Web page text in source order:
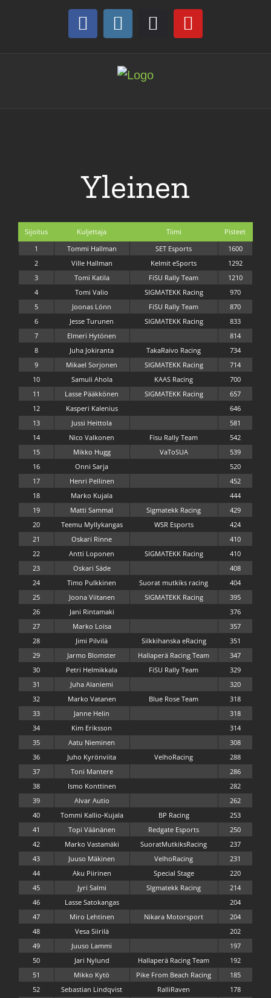
FacebookInstagram
DiscordYouTube
Yleinen
Sijoitus Kuljettaja Tiimi
Pisteet
1
Tommi Hallman SET Esports
1600
2
Ville Hallman Kelmit eSports
1292
3
Tomi Katila FiSU Rally Team
1210
4
Tomi Valio SIGMATEKK Racing
970
5
Joonas Lönn FiSU Rally Team
870
6
Jesse Turunen SIGMATEKK Racing
833
7
Elmeri Hytönen
814
8
Juha Jokiranta TakaRaivo Racing
734
9
Mikael Sorjonen SIGMATEKK Racing
714
10
Samuli Ahola KAAS Racing
700
11
Lasse Pääkkönen SIGMATEKK Racing
657
12
Kasperi Kalenius
646
13
Jussi Heittola
581
14
Nico Valkonen Fisu Rally Team
542
15
Mikko Hugg VaToSUA
539
16
Onni Sarja
520
17
Henri Pellinen
452
18
Marko Kujala
444
19
Matti Sammal Sigmatekk Racing
429
20
Teemu Myllykangas WSR Esports
424
21
Oskari Rinne
410
22
Antti Loponen SIGMATEKK Racing
410
23
Oskari Säde
408
24
Timo Pulkkinen Suorat mutkiks racing
404
25
Joona Viitanen SIGMATEKK Racing
395
26
Jani Rintamaki
376
27
Marko Loisa
357
28
Jimi Pilvilä Silkkihanska eRacing
351
29
Jarmo Blomster Hallaperä Racing Team
347
30
Petri Helmikkala FiSU Rally Team
329
31
Juha Alaniemi
320
32
Marko Vatanen Blue Rose Team
318
33
Janne Helin
318
34
Kim Eriksson
314
35
Aatu Nieminen
308
36
Juho Kyrönviita VelhoRacing
288
37
Toni Mantere
286
38
Ismo Konttinen
282
39
Alvar Autio
262
40
Tommi Kallio-Kujala BP Racing
253
41
Topi Väänänen Redgate Esports
250
42
Marko Vastamäki SuoratMutkiksRacing
237
43
Juuso Mäkinen VelhoRacing
231
44
Aku Piirinen Special Stage
220
45
Jyri Salmi SIgmatekk Racing
214
46
Lasse Satokangas
204
47
Miro Lehtinen Nikara Motorsport
204
48
Vesa Siirilä
202
49
Juuso Lammi
197
50
Jari Nylund Hallaperä Racing Team
192
51
Mikko Kytö Pike From Beach Racing
185
52
Sebastian Lindqvist RalliRaven
178